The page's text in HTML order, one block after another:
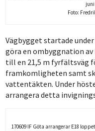
juni
Foto:
Vägbygget startade
göra en ombyggnation
till en 21,5 m fyrfältsväg
framkomligheten samt
vattentäkten. Under
arrangera detta
170609 IF Göta arrangerar E18